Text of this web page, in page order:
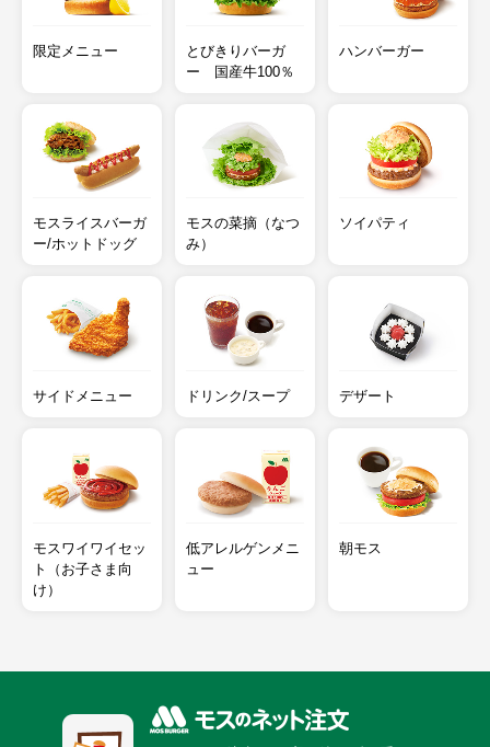
限定メニュー
とびきりバーガ
ー 国産牛100％
ハンバーガー
モスライスバーガ
ー/ホットドッグ
モスの菜摘（なつ
み）
ソイパティ
サイドメニュー ドリンク/スープ デザート
モスワイワイセッ
ト（お子さま向
け）
低アレルゲンメニ
ュー
朝モス